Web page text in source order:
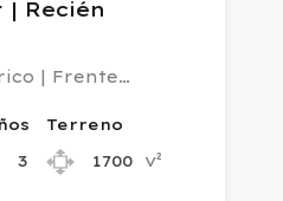
| Recién
| Frente…
3
Terreno
1700
v²